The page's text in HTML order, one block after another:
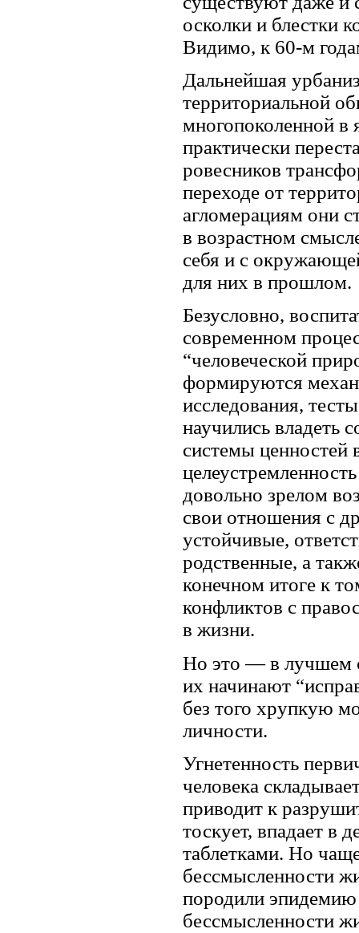
осколки и блестки
Видимо, к 60-м
Дальнейшая
территориальной
многопоколенной в
практически
ровесников
переходе от
агломерациям они
в возрастном
себя и с
для них в прошлом.
Безусловно,
современном
“человеческой
формируются
исследования,
научились владеть
системы ценностей
довольно зрелом
свои отношения с
устойчивые,
родственные, а
конечном итоге к
конфликтов с
в жизни.
Но это — в лучшем
их начинают
без того хрупкую
личности.
Угнетенность
человека
приводит к
тоскует, впадает в
таблетками. Но
бессмысленности
породили
бессмысленности